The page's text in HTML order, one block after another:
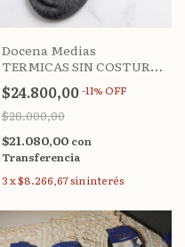
Docena Medias
TERMICAS SIN COSTURA
para DIABÉTICOS
Amanecer (36-40)
$24.800,00-11%OFF
$28.000,00
$21.080,00 con
Transferencia
3x$8.266,67sin interés